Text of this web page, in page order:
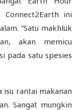
ini
“Satu makhluk
akan memicu
pada satu spesies
isu rantai makanan
Sangat mungkin